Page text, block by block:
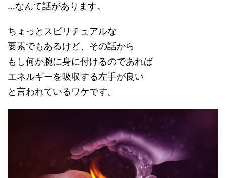
…なんて話があります。
ちょっとスピリチュアルな
要素でもあるけど、その話から
もし何か腕に身に付けるのであれば
エネルギーを吸収する左手が良い
と言われているワケです。